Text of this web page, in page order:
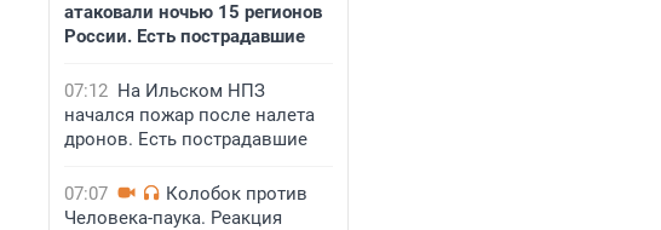
атаковали ночью 15 регионов
России. Есть пострадавшие
07:12 На Ильском НПЗ
начался пожар после налета
дронов. Есть пострадавшие
07:07
Колобок против
Человека-паука. Реакция